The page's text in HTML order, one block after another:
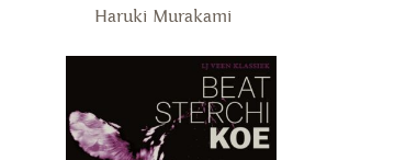
Haruki Murakami